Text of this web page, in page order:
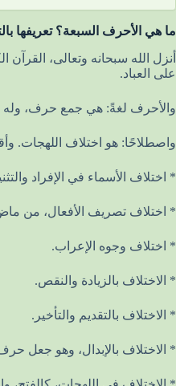
ما هي الأحرف السبعة؟ تعريفها
على العباد.
والأحرف لغةً: هي جمع حرف، وله
واصطلاحًا: هو اختلاف اللهجات.
* اختلاف الأسماء في الإفراد
* اختلاف تصريف الأفعال، من
* اختلاف وجوه الإعراب.
* الاختلاف بالزيادة والنقص.
* الاختلاف بالتقديم والتأخير.
* الاختلاف بالإبدال، وهو جعل